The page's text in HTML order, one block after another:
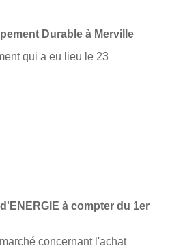
Durable à Merville
qui a eu lieu le 23
à compter du 1er
concernant l'achat